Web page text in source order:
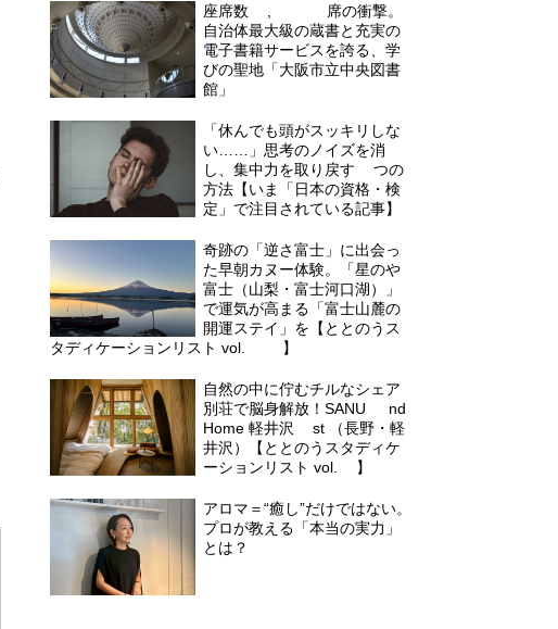
座席数1,000席の衝撃。
自治体最大級の蔵書と充実の
電子書籍サービスを誇る、学
びの聖地「大阪市立中央図書
館」
「休んでも頭がスッキリしな
い……」思考のノイズを消
し、集中力を取り戻す3つの
方法【いま「日本の資格・検
定」で注目されている記事】
奇跡の「逆さ富士」に出会っ
た早朝カヌー体験。「星のや
富士（山梨・富士河口湖）」
で運気が高まる「富士山麓の
開運ステイ」を【ととのうス
タディケーションリスト vol.09】
自然の中に佇むチルなシェア
別荘で脳身解放！SANU 2nd
Home 軽井沢1st （長野・軽
井沢）【ととのうスタディケ
ーションリスト vol.5】
アロマ＝“癒し”だけではない。
プロが教える「本当の実力」
とは？